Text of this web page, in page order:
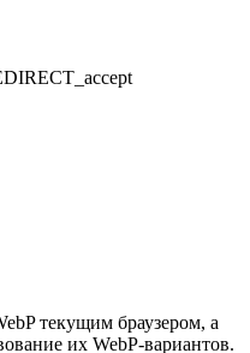
текущим браузером, а
их WebP-вариантов.